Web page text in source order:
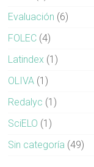
Evaluación (6)
FOLEC (4)
Latindex (1)
OLIVA (1)
Redalyc (1)
SciELO (1)
Sin categoría (49)